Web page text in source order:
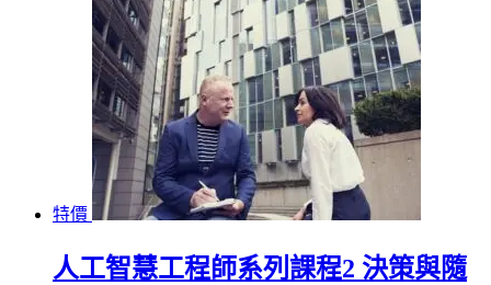
特價
人工智慧工程師系列課程2 決策與隨